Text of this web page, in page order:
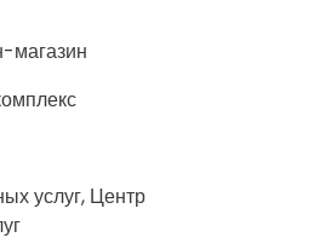
магазин
услуг, Центр